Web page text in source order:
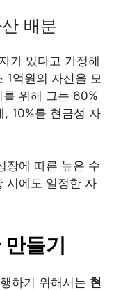
배분
가 있다고 가정해
1억원의 자산을 모
를 위해 그는 60%
10%를 현금성 자
장에 따른 높은 수
시에도 일정한 자
들기
하기 위해서는 현